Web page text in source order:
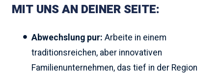
MIT UNS AN DEINER SEITE:
Abwechslung pur: Arbeite in einem
traditionsreichen, aber innovativen
Familienunternehmen, das tief in der Region